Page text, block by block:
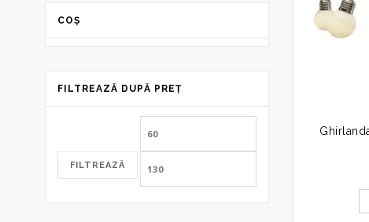
COȘ
FILTREAZĂ DUPĂ PREȚ
FILTREAZĂ